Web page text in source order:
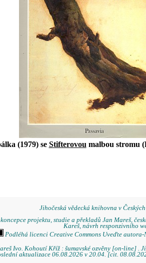
(1979) se Stifterovou malbou stromu
Jihočeská vědecká knihovna v
projektu, studie a překladů Jan Mareš,
Kareš, návrh responzivního
Podléhá licenci Creative Commons Uveďte
Ivo. Kohoutí Kříž : šumavské ozvěny [on-line] .
aktualizace 06.08.2026 v 20.04. [cit.